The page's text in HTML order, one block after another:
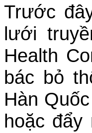
Trước
lưới
Health
bác bỏ
Hàn
hoặc đẩy